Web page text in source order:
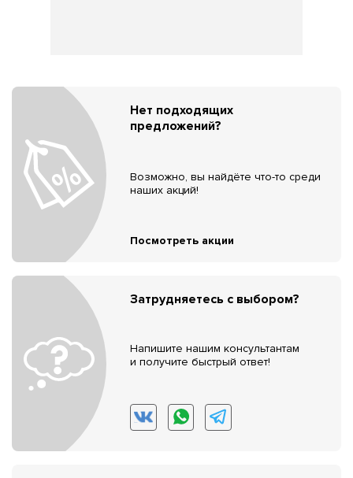
Нет подходящих
предложений?
Возможно, вы найдёте что-то среди
наших акций!
Посмотреть акции
Затрудняетесь с выбором?
Напишите нашим консультантам
и получите быстрый ответ!